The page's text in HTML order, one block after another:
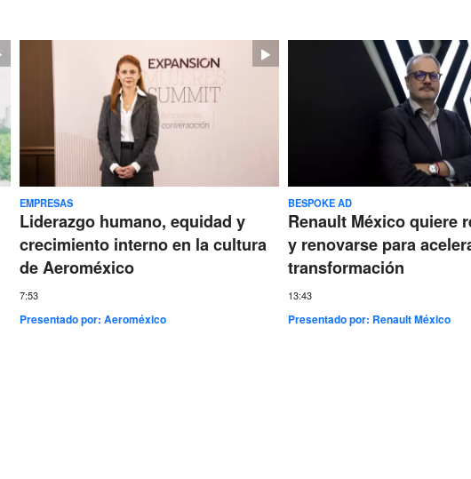
EMPRESAS
Liderazgo humano, equidad y
crecimiento interno en la cultura
de Aeroméxico
7:53
Presentado por: Aeroméxico
BESPOKE AD
Renault México quiere
y renovarse para
transformación
13:43
Presentado por: Renault México